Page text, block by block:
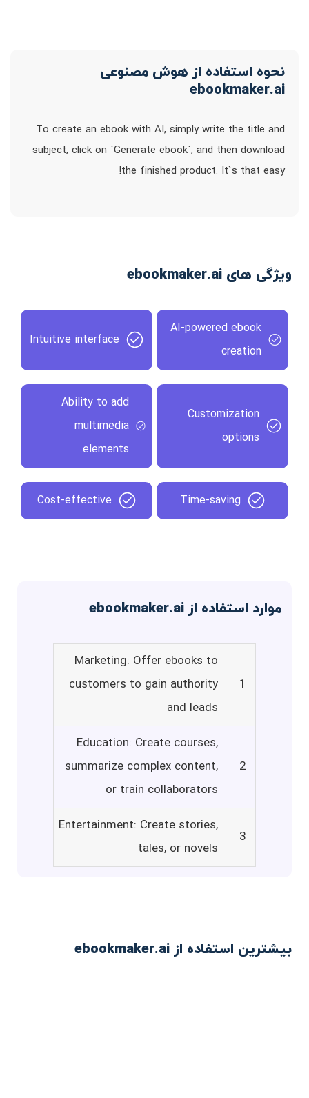
نحوه استفاده از هوش مصنوعی
ebookmaker.ai
To create an ebook with AI, simply write the title and
subject, click on `Generate ebook`, and then download
the finished product. It`s that easy!
ویژگی های ebookmaker.ai
AI-powered ebook
creation
Intuitive interface
Customization
options
Ability to add
multimedia
elements
Time-saving
Cost-effective
موارد استفاده از ebookmaker.ai
1
Marketing: Offer ebooks to
customers to gain authority
and leads
2
Education: Create courses,
summarize complex content,
or train collaborators
3
Entertainment: Create stories,
tales, or novels
بیشترین استفاده از ebookmaker.ai